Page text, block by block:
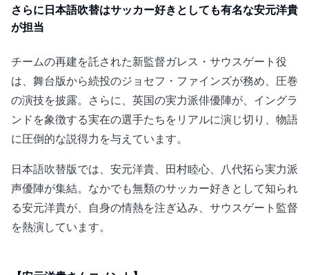
さらに日本語吹替はサッカー好きとしても有名な安元洋貴
が担当
チームの再建を託された新監督ガレス・サウスゲート役
は、舞台版から続投のジョセフ・ファインズが務め、圧巻
の演技を披露。さらに、英国の実力派俳優陣が、イングラ
ンドを象徴する実在の選手たちをリアルに演じ切り、物語
に圧倒的な説得力を与えています。
日本語吹替版では、安元洋貴、田村睦心、八代拓ら実力派
声優陣が集結。なかでも無類のサッカー好きとして知られ
る安元洋貴が、自身の情熱を注ぎ込み、サウスゲート監督
を熱演しています。